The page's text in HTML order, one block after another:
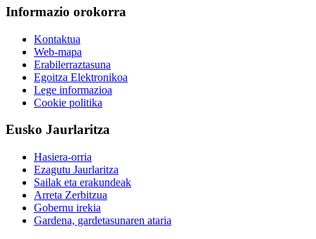
Informazio orokorra
Kontaktua
Web-mapa
Erabilerraztasuna
Egoitza Elektronikoa
Lege informazioa
Cookie politika
Eusko Jaurlaritza
Hasiera-orria
Ezagutu Jaurlaritza
Sailak eta erakundeak
Arreta Zerbitzua
Gobernu irekia
Gardena, gardetasunaren ataria